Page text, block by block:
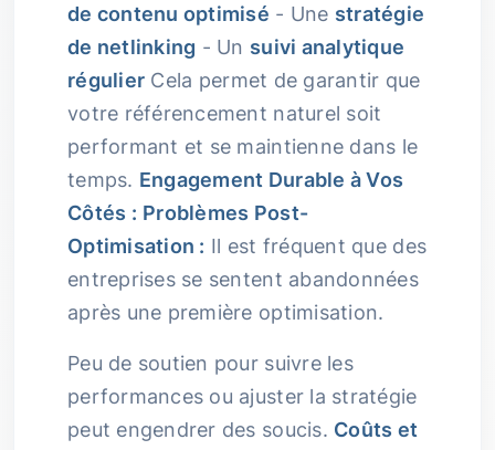
de contenu optimisé - Une stratégie
de netlinking - Un suivi analytique
régulier Cela permet de garantir que
votre référencement naturel soit
performant et se maintienne dans le
temps. Engagement Durable à Vos
Côtés : Problèmes Post-
Optimisation : Il est fréquent que des
entreprises se sentent abandonnées
après une première optimisation.
Peu de soutien pour suivre les
performances ou ajuster la stratégie
peut engendrer des soucis. Coûts et